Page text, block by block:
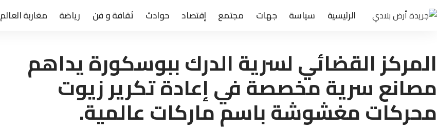
الرئيسية سياسة جهات مجتمع إقتصاد حوادث ثقافة و فن رياضة مغاربة العالم
المركز القضائي لسرية الدرك ببوسكورة يداهم
مصانع سرية مخصصة في إعادة تكرير زيوت
محركات مغشوشة باسم ماركات عالمية.